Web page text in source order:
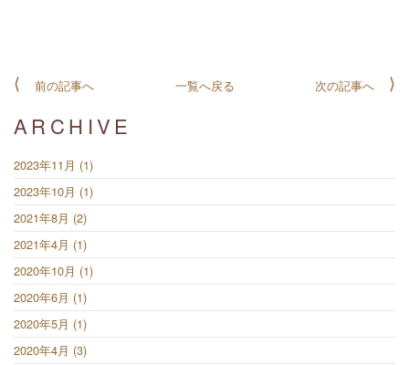
前の記事へ 一覧へ戻る 次の記事へ
ARCHIVE
2023年11月 (1)
2023年10月 (1)
2021年8月 (2)
2021年4月 (1)
2020年10月 (1)
2020年6月 (1)
2020年5月 (1)
2020年4月 (3)